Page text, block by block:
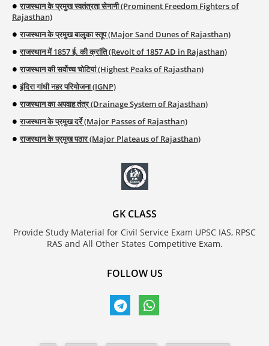
राजस्थान के प्रमुख स्वतंत्रता सेनानी (Prominent Freedom Fighters of
Rajasthan)
राजस्थान के प्रमुख बालुका स्तूप (Major Sand Dunes of Rajasthan)
राजस्थान में 1857 ई. की क्रांति (Revolt of 1857 AD in Rajasthan)
राजस्थान की सर्वोच्च चोटियां (Highest Peaks of Rajasthan)
इंदिरा गांधी नहर परियोजना (IGNP)
राजस्थान का अपवाह तंत्र (Drainage System of Rajasthan)
राजस्थान के प्रमुख दर्रे (Major Passes of Rajasthan)
राजस्थान के प्रमुख पठार (Major Plateaus of Rajasthan)
GK CLASS
Provide Study Material for Civil Service Exam UPSC IAS, RPSC
RAS and All Other States Competitive Exam.
FOLLOW US